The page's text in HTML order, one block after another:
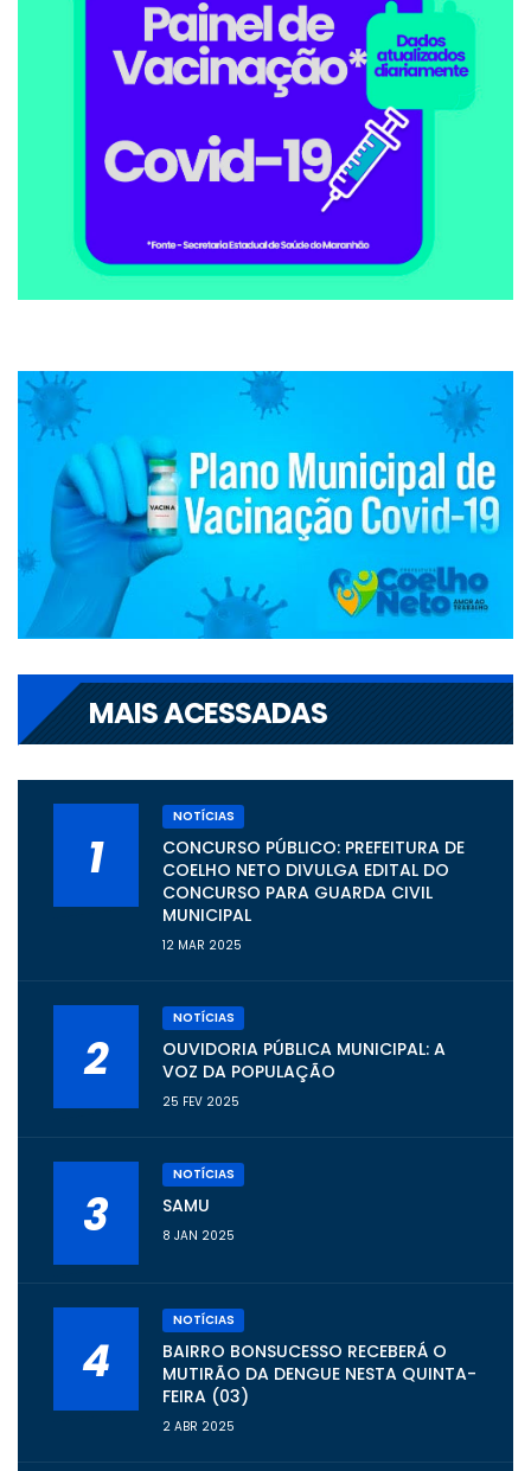
MAIS ACESSADAS
1
NOTÍCIAS
CONCURSO PÚBLICO: PREFEITURA DE
COELHO NETO DIVULGA EDITAL DO
CONCURSO PARA GUARDA CIVIL
MUNICIPAL
12 MAR 2025
2
NOTÍCIAS
OUVIDORIA PÚBLICA MUNICIPAL: A
VOZ DA POPULAÇÃO
25 FEV 2025
3
NOTÍCIAS
SAMU
8 JAN 2025
4
NOTÍCIAS
BAIRRO BONSUCESSO RECEBERÁ O
MUTIRÃO DA DENGUE NESTA QUINTA-
FEIRA (03)
2 ABR 2025